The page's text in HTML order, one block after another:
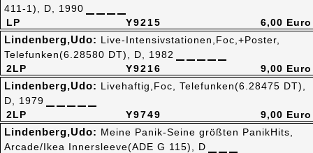
Y9215
LP
411-1), D, 1990
6,00 Euro
Y9216
2LP
Lindenberg,Udo: Live-Intensivstationen,Foc,+Poster,
Telefunken(6.28580 DT), D, 1982
9,00 Euro
Y9749
2LP
Lindenberg,Udo: Livehaftig,Foc, Telefunken(6.28475 DT),
D, 1979
9,00 Euro
Lindenberg,Udo: Meine Panik-Seine größten PanikHits,
Arcade/Ikea Innersleeve(ADE G 115), D